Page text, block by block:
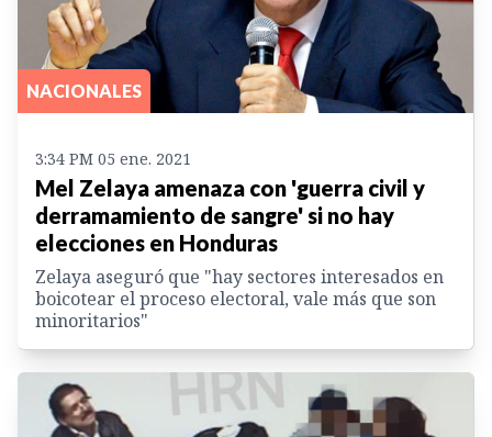
NACIONALES
3:34 PM 05 ene. 2021
Mel Zelaya amenaza con 'guerra civil y
derramamiento de sangre' si no hay
elecciones en Honduras
Zelaya aseguró que "hay sectores interesados en
boicotear el proceso electoral, vale más que son
minoritarios"